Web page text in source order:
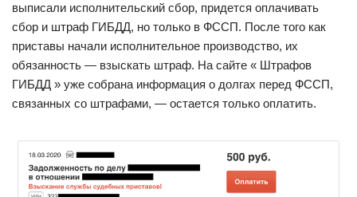
выписали исполнительский сбор, придется оплачивать
сбор и штраф ГИБДД, но только в ФССП. После того как
приставы начали исполнительное производство, их
обязанность — взыскать штраф. На сайте « Штрафов
ГИБДД » уже собрана информация о долгах перед ФССП,
связанных со штрафами, — остается только оплатить.